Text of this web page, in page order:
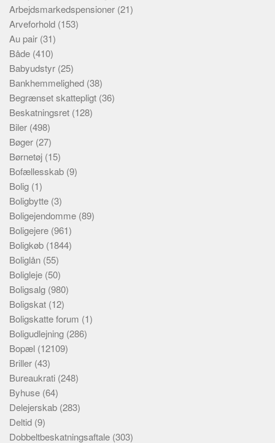
Arbejdsmarkedspensioner (21)
Arveforhold (153)
Au pair (31)
Både (410)
Babyudstyr (25)
Bankhemmelighed (38)
Begrænset skattepligt (36)
Beskatningsret (128)
Biler (498)
Bøger (27)
Børnetøj (15)
Bofællesskab (9)
Bolig (1)
Boligbytte (3)
Boligejendomme (89)
Boligejere (961)
Boligkøb (1844)
Boliglån (55)
Boligleje (50)
Boligsalg (980)
Boligskat (12)
Boligskatte forum (1)
Boligudlejning (286)
Bopæl (12109)
Briller (43)
Bureaukrati (248)
Byhuse (64)
Delejerskab (283)
Deltid (9)
Dobbeltbeskatningsaftale (303)